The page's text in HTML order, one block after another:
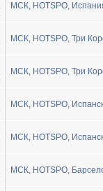
МСК, HOTSPO,
МСК, HOTSPO, Три
МСК, HOTSPO, Три
МСК, HOTSPO,
МСК, HOTSPO,
МСК, HOTSPO,